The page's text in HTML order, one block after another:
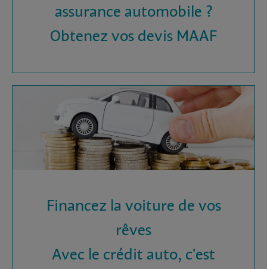
assurance automobile ?
Obtenez vos devis MAAF
Financez la voiture de vos
rêves
Avec le crédit auto, c'est